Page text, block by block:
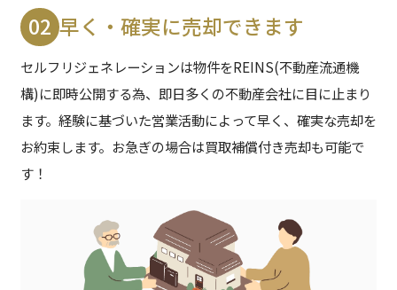
02 早く・確実に売却できます
セルフリジェネレーションは物件をREINS(不動産流通機
構)に即時公開する為、即日多くの不動産会社に目に止まり
ます。 経験に基づいた営業活動によって早く、確実な売却を
お約束します。お急ぎの場合は買取補償付き売却も可能で
す！